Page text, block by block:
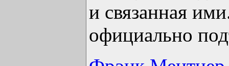
и связанная
официально